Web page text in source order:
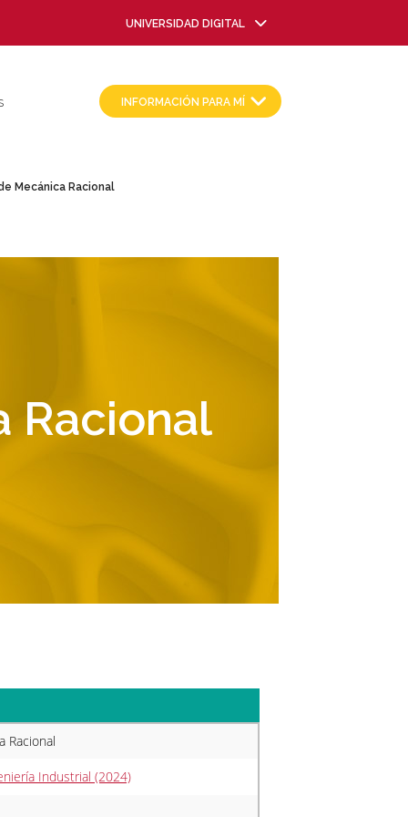
UNIVERSIDAD DIGITAL
INFORMACIÓN PARA MÍ
Mecánica Racional
Racional
Racional
Industrial (2024)